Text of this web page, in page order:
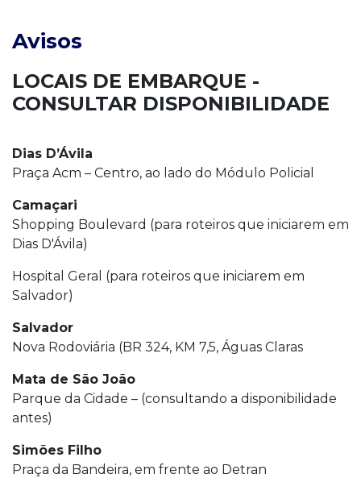
Avisos
LOCAIS DE EMBARQUE -
CONSULTAR DISPONIBILIDADE
Dias D’Ávila
Praça Acm – Centro, ao lado do Módulo Policial
Camaçari
Shopping Boulevard (para roteiros que iniciarem em
Dias D'Ávila)
Hospital Geral (para roteiros que iniciarem em
Salvador)
Salvador
Nova Rodoviária (BR 324, KM 7,5, Águas Claras
Mata de São João
Parque da Cidade – (consultando a disponibilidade
antes)
Simões Filho
Praça da Bandeira, em frente ao Detran